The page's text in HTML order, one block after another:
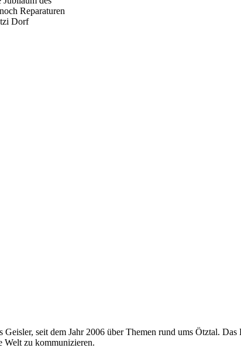
Reparaturen
Dorf
seit dem Jahr 2006 über Themen rund ums Ötztal.
Welt zu kommunizieren.